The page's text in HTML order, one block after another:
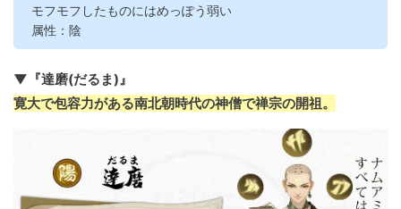
モフモフしたものにはめっぽう弱い
属性：陰
▼『達磨(だるま)』
寛大で包容力がある南北朝時代の神僧で禅宗の開祖。